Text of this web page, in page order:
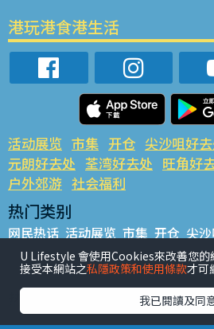
港玩港食港生活
活动展览 市集 开仓 尖沙咀好
元朗好去处 荃湾好去处 旺角好
户外郊游 社会福利
热门类别
网民热话 活动展览 市集 开仓 尖
铜锣湾好去处 元朗好去处 荃湾好
餐厅情报 户外郊游
热门标签
#UGO揾好去处 #人气活动推介 #
U Lifestyle 會使用Cookies來改善您的
接受本網站之私隱政策和使用條款才可
我已閱讀及同